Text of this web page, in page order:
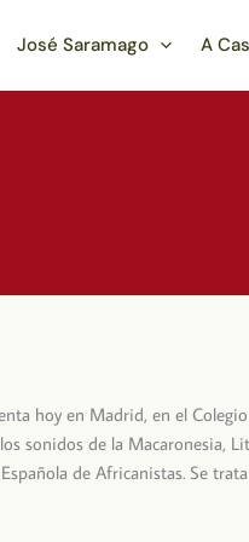
José Saramago A
hoy en Madrid, en el
sonidos de la Macaronesia,
de Africanistas. Se